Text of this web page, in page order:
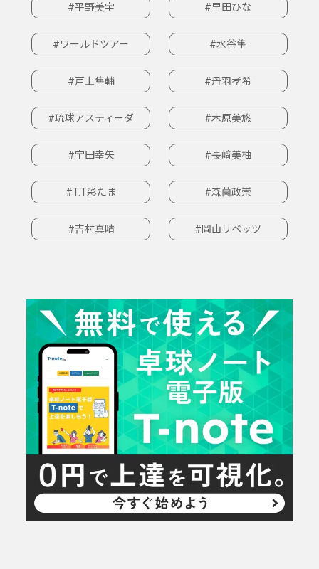
#平野美宇 #早田ひな
#ワールドツアー #水谷隼
#戸上隼輔 #丹羽孝希
#琉球アスティーダ #木原美悠
#宇田幸矢 #長﨑美柚
#T.T彩たま #森薗政崇
#吉村真晴 #岡山リベッツ